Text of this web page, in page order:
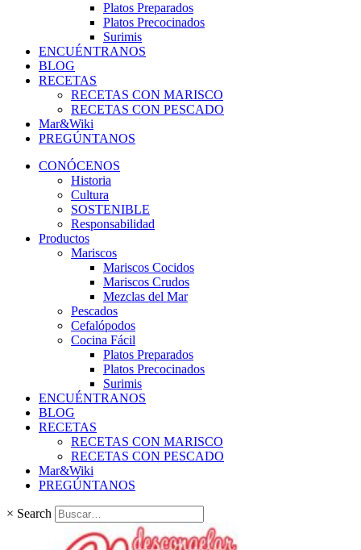
Platos Preparados
Platos Precocinados
Surimis
ENCUÉNTRANOS
BLOG
RECETAS
RECETAS CON MARISCO
RECETAS CON PESCADO
Mar&Wiki
PREGÚNTANOS
CONÓCENOS
Historia
Cultura
SOSTENIBLE
Responsabilidad
Productos
Mariscos
Mariscos Cocidos
Mariscos Crudos
Mezclas del Mar
Pescados
Cefalópodos
Cocina Fácil
Platos Preparados
Platos Precocinados
Surimis
ENCUÉNTRANOS
BLOG
RECETAS
RECETAS CON MARISCO
RECETAS CON PESCADO
Mar&Wiki
PREGÚNTANOS
× Search